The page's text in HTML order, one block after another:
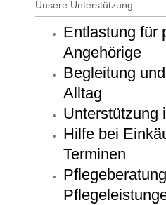
Unsere Unterstützung
Entlastung für
Angehörige
Begleitung
Alltag
Unterstützung
Hilfe bei
Terminen